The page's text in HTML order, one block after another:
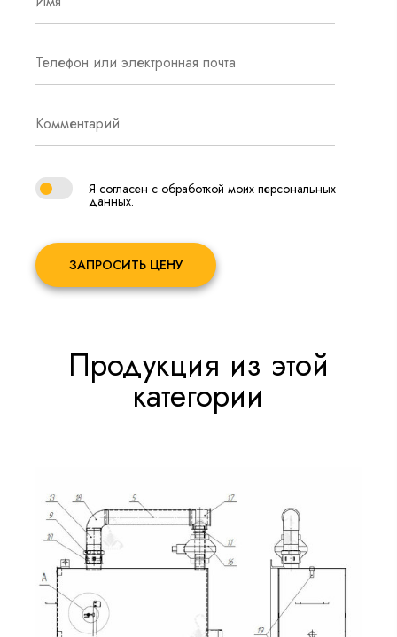
Я согласен с обработкой моих персональных
данных.
ЗАПРОСИТЬ ЦЕНУ
Продукция из этой
категории